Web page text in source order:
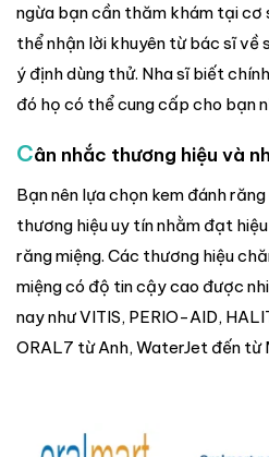
ngừa bạn cần thăm khám tại cơ
thể nhận lời khuyên từ bác sĩ về
ý định dùng thử. Nha sĩ biết
đó họ có thể cung cấp cho bạn
Cân nhắc thương hiệu và
Bạn nên lựa chọn kem đánh
thương hiệu uy tín nhằm đạt
răng miệng. Các thương hiệu
miệng có độ tin cậy cao được
nay như VITIS, PERIO-AID,
ORAL7 từ Anh, WaterJet đến từ